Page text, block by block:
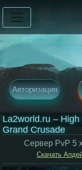
Авторизация
La2world.ru –
Grand Crusade
Сервер PvP 5
Скачать